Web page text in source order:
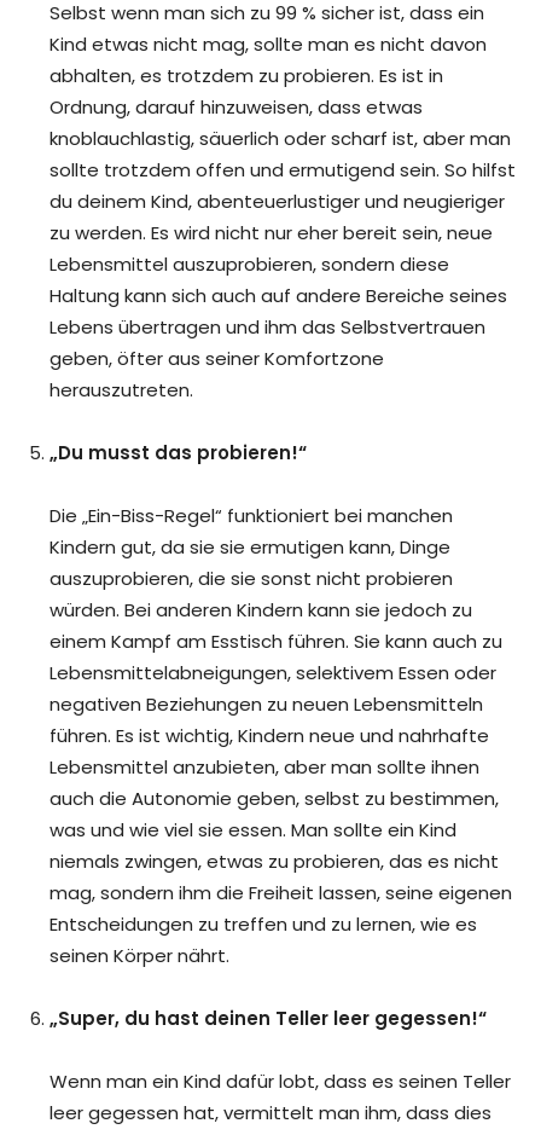
Selbst wenn man sich zu 99 % sicher ist, dass ein
Kind etwas nicht mag, sollte man es nicht davon
abhalten, es trotzdem zu probieren. Es ist in
Ordnung, darauf hinzuweisen, dass etwas
knoblauchlastig, säuerlich oder scharf ist, aber man
sollte trotzdem offen und ermutigend sein. So hilfst
du deinem Kind, abenteuerlustiger und neugieriger
zu werden. Es wird nicht nur eher bereit sein, neue
Lebensmittel auszuprobieren, sondern diese
Haltung kann sich auch auf andere Bereiche seines
Lebens übertragen und ihm das Selbstvertrauen
geben, öfter aus seiner Komfortzone
herauszutreten.
„Du musst das probieren!“
Die „Ein-Biss-Regel“ funktioniert bei manchen
Kindern gut, da sie sie ermutigen kann, Dinge
auszuprobieren, die sie sonst nicht probieren
würden. Bei anderen Kindern kann sie jedoch zu
einem Kampf am Esstisch führen. Sie kann auch zu
Lebensmittelabneigungen, selektivem Essen oder
negativen Beziehungen zu neuen Lebensmitteln
führen. Es ist wichtig, Kindern neue und nahrhafte
Lebensmittel anzubieten, aber man sollte ihnen
auch die Autonomie geben, selbst zu bestimmen,
was und wie viel sie essen. Man sollte ein Kind
niemals zwingen, etwas zu probieren, das es nicht
mag, sondern ihm die Freiheit lassen, seine eigenen
Entscheidungen zu treffen und zu lernen, wie es
seinen Körper nährt.
„Super, du hast deinen Teller leer gegessen!“
Wenn man ein Kind dafür lobt, dass es seinen Teller
leer gegessen hat, vermittelt man ihm, dass dies